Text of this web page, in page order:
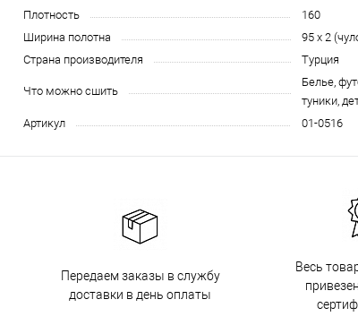
Плотность
160
Ширина полотна
95 х 2
Страна производителя
Турция
Что можно сшить
Белье,
туники,
Артикул
01-0516
Передаем заказы в службу
доставки в день оплаты
Весь